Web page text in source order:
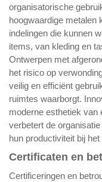
organisatorische
hoogwaardige metalen
indelingen die kunnen
items, van kleding en
Ontwerpen met
het risico op
veilig en efficiënt
ruimtes waarborgt.
moderne esthetiek van
verbetert de
hun productiviteit bij het
Certificaten en
Certificeringen en